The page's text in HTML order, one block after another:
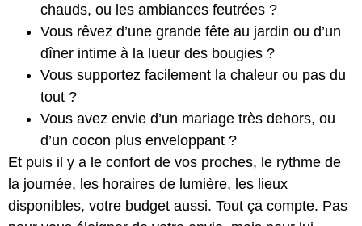
chauds, ou les ambiances feutrées ?
Vous rêvez d’une grande fête au jardin ou d’un
dîner intime à la lueur des bougies ?
Vous supportez facilement la chaleur ou pas du
tout ?
Vous avez envie d’un mariage très dehors, ou
d’un cocon plus enveloppant ?
Et puis il y a le confort de vos proches, le rythme de
la journée, les horaires de lumière, les lieux
disponibles, votre budget aussi. Tout ça compte. Pas